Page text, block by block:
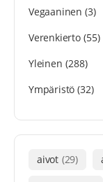
Vegaaninen (3)
Verenkierto(55)
Yleinen (288)
Ympäristö (32)
aivot (29)